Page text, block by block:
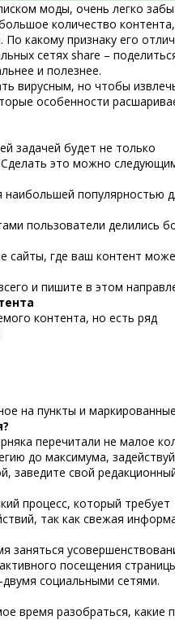
моды, очень легко
количество контента,
какому признаку его
сетях share –
и полезнее.
вирусным, но чтобы
особенности
задачей будет не только
Сделать это можно
наибольшей популярностью
пользователи делились
сайты, где ваш контент
и пишите в этом
контента, но есть ряд
на пункты и
перечитали не малое
до максимума,
заведите свой
процесс, который требует
так как свежая
заняться
посещения
социальными сетями.
время разобраться, какие